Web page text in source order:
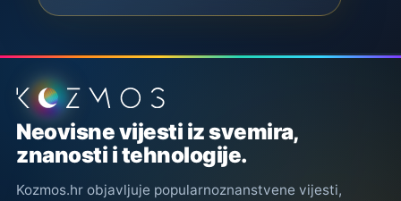
Podnožje stranice
Neovisne vijesti iz svemira,
znanosti i tehnologije.
Kozmos.hr objavljuje popularnoznanstvene vijesti,